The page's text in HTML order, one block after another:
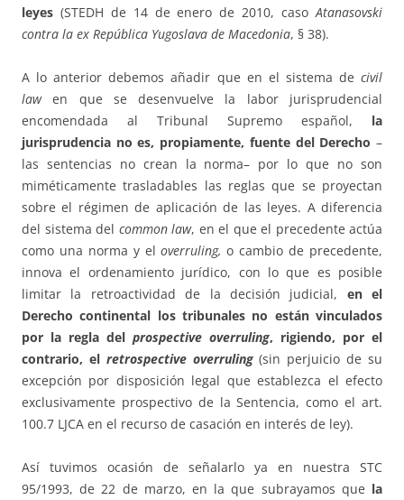
leyes (STEDH de 14 de enero de 2010, casoAtanasovski
contra la ex República Yugoslava de Macedonia, § 38).
A lo anterior debemos añadir que en el sistema de civil
lawen que se desenvuelve la labor jurisprudencial
encomendada al Tribunal Supremo español, la
jurisprudencia no es, propiamente, fuente del Derecho –
las sentencias no crean la norma– por lo que no son
miméticamente trasladables las reglas que se proyectan
sobre el régimen de aplicación de las leyes. A diferencia
del sistema del common law, en el que el precedente actúa
como una norma y eloverruling, o cambio de precedente,
innova el ordenamiento jurídico, con lo que es posible
limitar la retroactividad de la decisión judicial, en el
Derecho continental los tribunales no están vinculados
por la regla del prospective overruling, rigiendo, por el
contrario, el retrospective overruling (sin perjuicio de su
excepción por disposición legal que establezca el efecto
exclusivamente prospectivo de la Sentencia, como el art.
100.7 LJCA en el recurso de casación en interés de ley).
Así tuvimos ocasión de señalarlo ya en nuestra STC
95/1993, de 22 de marzo, en la que subrayamos que la